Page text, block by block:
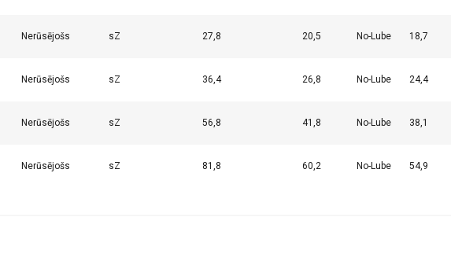
Nerūsējošs sZ 27,8 20,5 No-Lube 18,7
Nerūsējošs sZ 36,4 26,8 No-Lube 24,4
Nerūsējošs sZ 56,8 41,8 No-Lube 38,1
Nerūsējošs sZ 81,8 60,2 No-Lube 54,9